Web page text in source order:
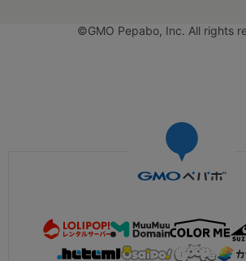
©GMO Pepabo, Inc. All rights